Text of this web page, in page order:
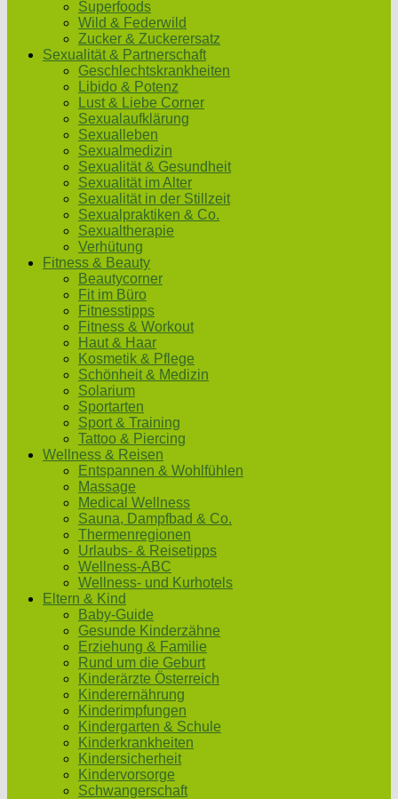
Superfoods
Wild & Federwild
Zucker & Zuckerersatz
Sexualität & Partnerschaft
Geschlechtskrankheiten
Libido & Potenz
Lust & Liebe Corner
Sexualaufklärung
Sexualleben
Sexualmedizin
Sexualität & Gesundheit
Sexualität im Alter
Sexualität in der Stillzeit
Sexualpraktiken & Co.
Sexualtherapie
Verhütung
Fitness & Beauty
Beautycorner
Fit im Büro
Fitnesstipps
Fitness & Workout
Haut & Haar
Kosmetik & Pflege
Schönheit & Medizin
Solarium
Sportarten
Sport & Training
Tattoo & Piercing
Wellness & Reisen
Entspannen & Wohlfühlen
Massage
Medical Wellness
Sauna, Dampfbad & Co.
Thermenregionen
Urlaubs- & Reisetipps
Wellness-ABC
Wellness- und Kurhotels
Eltern & Kind
Baby-Guide
Gesunde Kinderzähne
Erziehung & Familie
Rund um die Geburt
Kinderärzte Österreich
Kinderernährung
Kinderimpfungen
Kindergarten & Schule
Kinderkrankheiten
Kindersicherheit
Kindervorsorge
Schwangerschaft